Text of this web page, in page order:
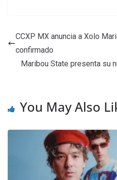
CCXP MX anuncia a Xolo
confirmado
Maribou State presenta su
You May Also